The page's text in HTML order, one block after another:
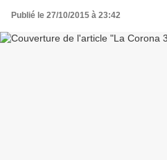
Publié le 27/10/2015 à 23:42